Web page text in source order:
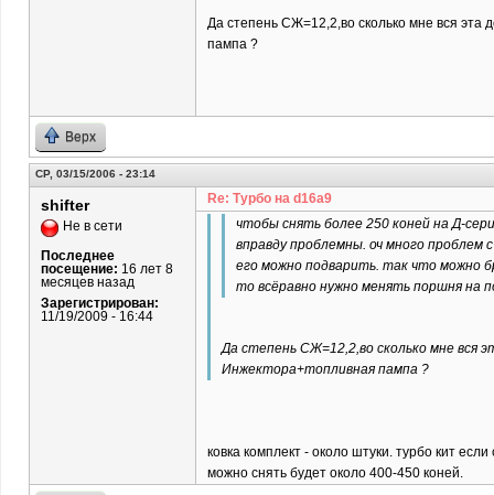
Да степень СЖ=12,2,во сколько мне вся эта
пампа ?
Верх
СР, 03/15/2006 - 23:14
shifter
Не в сети
Последнее
посещение: 16 лет 8
месяцев назад
Зарегистрирован:
11/19/2009 - 16:44
Re: Турбо на d16a9
чтобы снять более 250 коней на Д-
вправду проблемны. оч много проблем
его можно подварить. так что можно
то всёравно нужно менять поршня на
Да степень СЖ=12,2,во сколько мне вся
Инжектора+топливная пампа ?
ковка комплект - около штуки. турбо кит
можно снять будет около 400-450 коней.